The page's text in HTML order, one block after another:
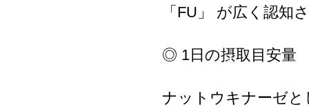
「FU」 が広く認知
◎ 1日の摂取目安量
ナットウキナーゼ